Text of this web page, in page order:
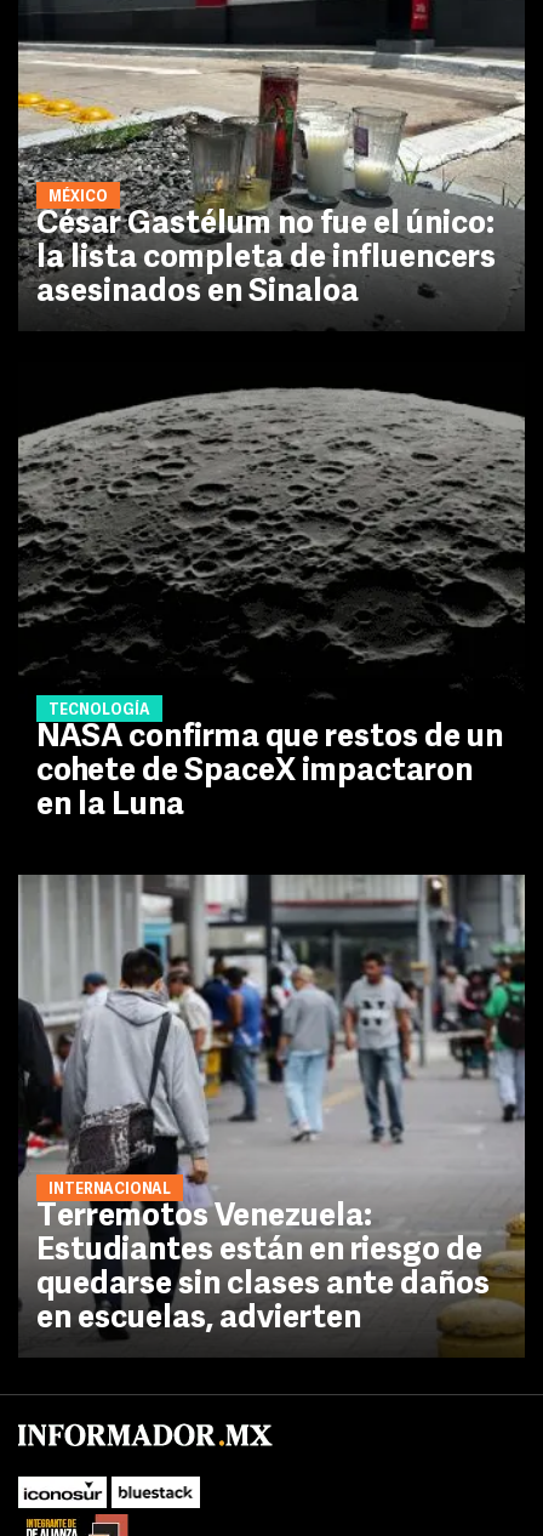
MÉXICO
César Gastélum no fue el único:
la lista completa de influencers
asesinados en Sinaloa
TECNOLOGÍA
NASA confirma que restos de un
cohete de SpaceX impactaron
en la Luna
INTERNACIONAL
Terremotos Venezuela:
Estudiantes están en riesgo de
quedarse sin clases ante daños
en escuelas, advierten